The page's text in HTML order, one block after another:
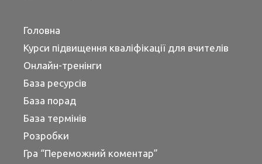
Головна
Курси підвищення кваліфікації для вчителів
Онлайн-тренінги
База ресурсів
База порад
База термінів
Розробки
Гра “Переможний коментар”